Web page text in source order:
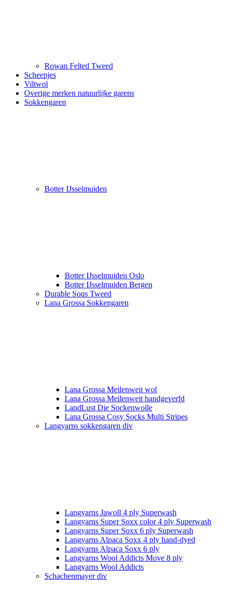
Rowan Felted Tweed
Scheepjes
Viltwol
Overige merken natuurlijke garens
Sokkengaren
Botter IJsselmuiden
Botter IJsselmuiden Oslo
Botter IJsselmuiden Bergen
Durable Soqs Tweed
Lana Grossa Sokkengaren
Lana Grossa Meilenweit wol
Lana Grossa Meilenweit handgeverfd
LandLust Die Sockenwolle
Lana Grossa Cosy Socks Multi Stripes
Langyarns sokkengaren div
Langyarns Jawoll 4 ply Superwash
Langyarns Super Soxx color 4 ply Superwash
Langyarns Super Soxx 6 ply Superwash
Langyarns Alpaca Soxx 4 ply hand-dyed
Langyarns Alpaca Soxx 6 ply
Langyarns Wool Addicts Move 8 ply
Langyarns Wool Addicts
Schachenmayer div